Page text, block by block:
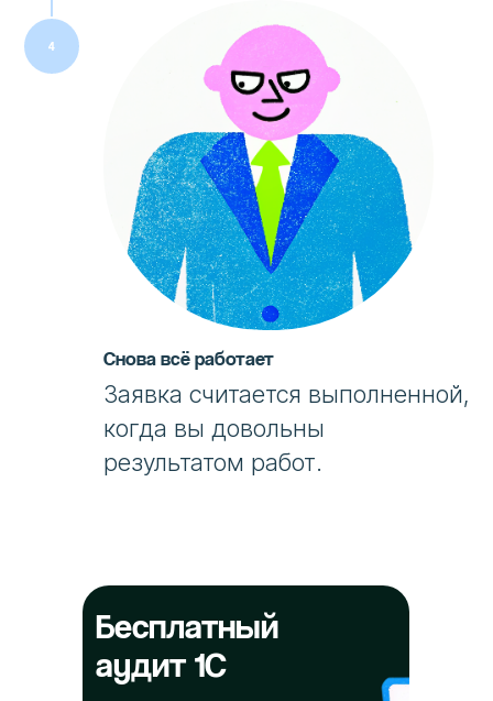
Снова всё работает
Заявка считается выполненной,
когда вы довольны
результатом работ.
Бесплатный
аудит 1С